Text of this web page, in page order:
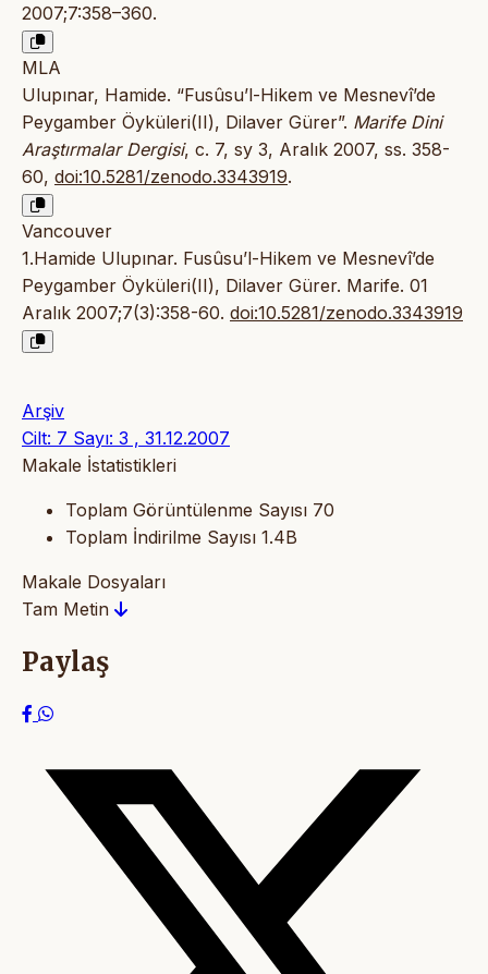
2007;7:358–360.
MLA
Ulupınar, Hamide. “Fusûsu’l-Hikem ve Mesnevî’de
Peygamber Öyküleri(II), Dilaver Gürer”. Marife Dini
Araştırmalar Dergisi, c. 7, sy 3, Aralık 2007, ss. 358-
60, doi:10.5281/zenodo.3343919.
Vancouver
1.Hamide Ulupınar. Fusûsu’l-Hikem ve Mesnevî’de
Peygamber Öyküleri(II), Dilaver Gürer. Marife. 01
Aralık 2007;7(3):358-60. doi:10.5281/zenodo.3343919
Arşiv
Cilt: 7 Sayı: 3 , 31.12.2007
Makale İstatistikleri
Toplam Görüntülenme Sayısı 70
Toplam İndirilme Sayısı 1.4B
Makale Dosyaları
Tam Metin
Paylaş